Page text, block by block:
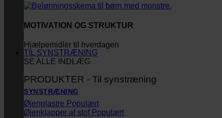
MOTIVATION OG STRUKTUR
Hjælpemidler til hverdagen
SE ALLE INDLÆG
TIL SYNSTRÆNING
PRODUKTER - Til synstræning
SYNSTRÆNING
Øjenplastre
Øjenklapper af stof